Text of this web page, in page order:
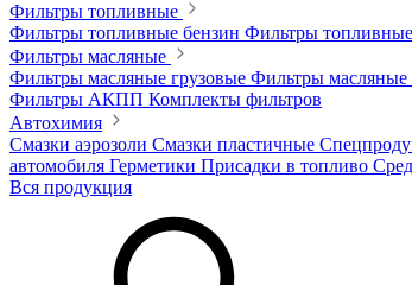
Фильтры топливные
Фильтры топливные бензин Фильтры топливные
Фильтры масляные
Фильтры масляные грузовые Фильтры масляные
Фильтры АКПП Комплекты фильтров
Автохимия
Смазки аэрозоли Смазки пластичные
автомобиля Герметики Присадки в топливо
Вся продукция